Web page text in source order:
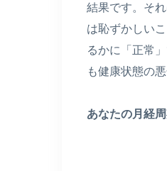
結果です。そ
は恥ずかしい
るかに「正常
も健康状態の
あなたの月経